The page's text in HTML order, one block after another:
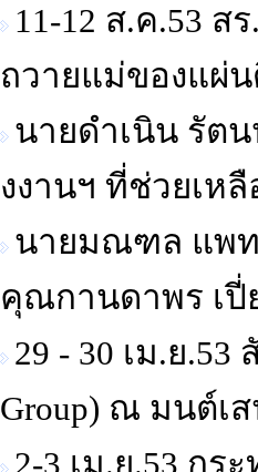
11-12 ส.ค.53
ถวายแม่ของแผ่
นายดำเนิน รัต
งงานฯ ที่ช่วยเห
นายมณฑล แพท
คุณกานดาพร เปี่
29 - 30 เม.ย
Group) ณ มนต์เ
2-3 เม.ย.53 ก